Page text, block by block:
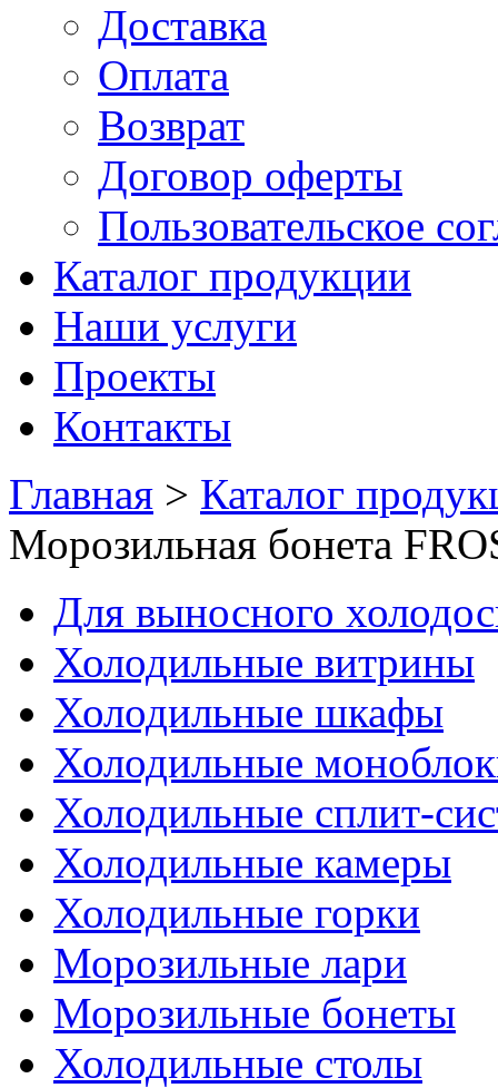
Доставка
Оплата
Возврат
Договор оферты
Пользовательское
Каталог продукции
Наши услуги
Проекты
Контакты
Главная > Каталог
Морозильная бонета
Для выносного
Холодильные витрины
Холодильные шкафы
Холодильные
Холодильные сплит-
Холодильные камеры
Холодильные горки
Морозильные лари
Морозильные бонеты
Холодильные столы